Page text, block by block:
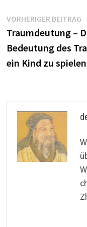
VORHERIGER BEITRAG
Traumdeutung –
Bedeutung des
ein Kind zu spielen